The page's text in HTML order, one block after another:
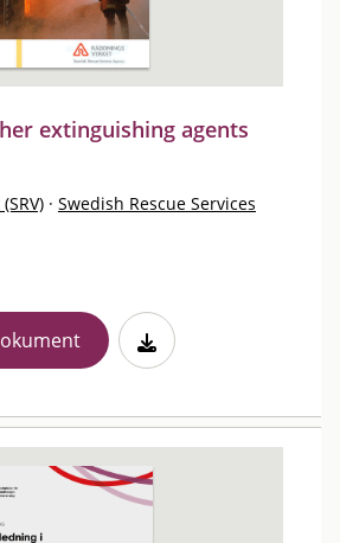
extinguishing agents
· Swedish Rescue Services